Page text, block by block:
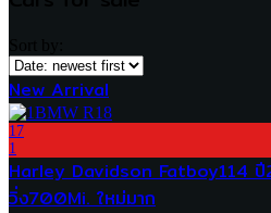
New Arrival
17
1
Harley Davidson Fatboy114 ปี
วิ่ง700Mi. ใหม่มาก